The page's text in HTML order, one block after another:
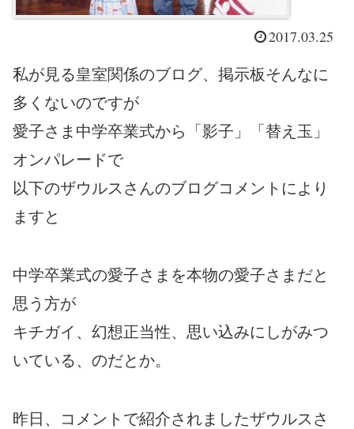
2017.03.25
私が見る皇室関係のブログ、掲示板そんなに
多くないのですが
愛子さま中学卒業式から「影子」「替え玉」
オンパレードで
以下のザウルスさんのブログコメントにより
ますと
中学卒業式の愛子さまを本物の愛子さまだと
思う方が
キチガイ、幻想正当性、思い込みにしがみつ
いている、のだとか。
昨日、コメントで紹介されましたザウルスさ